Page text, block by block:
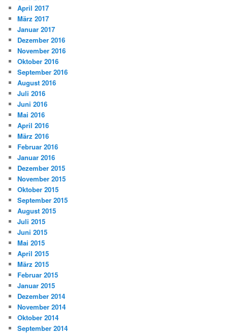
April 2017
März 2017
Januar 2017
Dezember 2016
November 2016
Oktober 2016
September 2016
August 2016
Juli 2016
Juni 2016
Mai 2016
April 2016
März 2016
Februar 2016
Januar 2016
Dezember 2015
November 2015
Oktober 2015
September 2015
August 2015
Juli 2015
Juni 2015
Mai 2015
April 2015
März 2015
Februar 2015
Januar 2015
Dezember 2014
November 2014
Oktober 2014
September 2014